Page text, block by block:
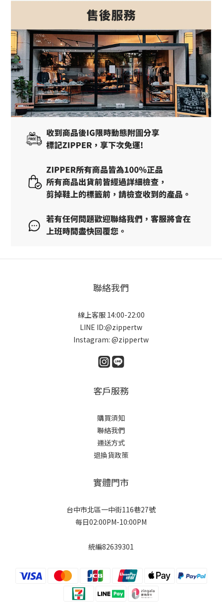
聯絡我們
線上客服 14:00-22:00
LINE ID:@zippertw
Instagram: @zippertw
客戶服務
購買須知
聯絡我們
運送方式
退換貨政策
實體門市
台中市北區一中街116巷27號
每日02:00PM-10:00PM
統編82639301